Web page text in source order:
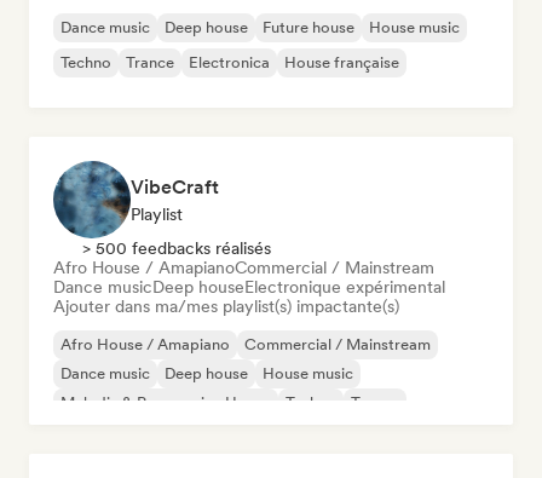
Dance music Deep house Future house
House music
Techno
Trance Electronica House française
VibeCraft
Playlist
> 500 feedbacks réalisés
Afro House / AmapianoCommercial / Mainstream
Dance musicDeep houseElectronique expérimental
Ajouter dans ma/mes playlist(s) impactante(s)
Afro House / Amapiano
Commercial / Mainstream
Dance music
Deep house
House music
Melodic & Progressive House
Techno Trance